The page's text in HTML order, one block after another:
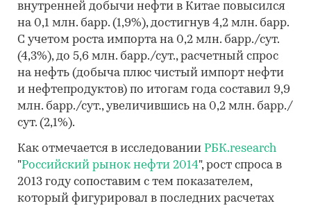
внутренней добычи нефти в Китае повысился
на 0,1 млн. барр. (1,9%), достигнув 4,2 млн. барр.
С учетом роста импорта на 0,2 млн. барр./сут.
(4,3%), до 5,6 млн. барр./сут., расчетный спрос
на нефть (добыча плюс чистый импорт нефти
и нефтепродуктов) по итогам года составил 9,9
млн. барр./сут., увеличившись на 0,2 млн. барр./
сут. (2,1%).
Как отмечается в исследовании РБК.research
"Российский рынок нефти 2014", рост спроса в
2013 году сопоставим с тем показателем,
который фигурировал в последних расчетах